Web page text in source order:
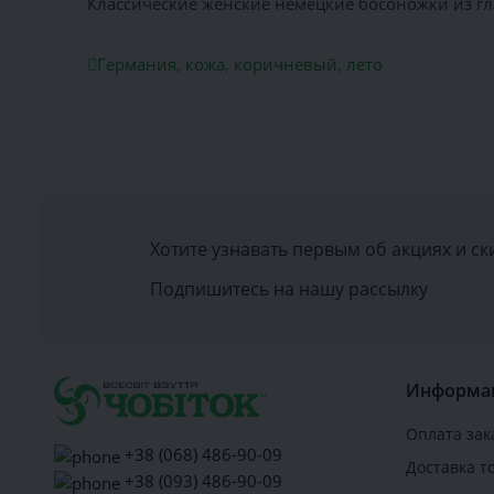
Германия, кожа, коричневый, лето
Хотите узнавать первым об акциях и
Подпишитесь на нашу рассылку
+38 (068) 486-90-09
+38 (093) 486-90-09
Оплата
Доставка